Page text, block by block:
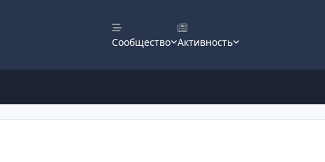
Сообщество Активность